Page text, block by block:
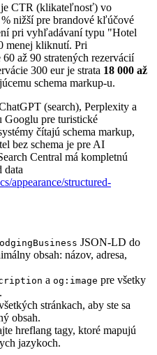
je CTR (klikateľnosť) vo
nižší pre brandové kľúčové
pri vyhľadávaní typu "Hotel
menej kliknutí. Pri
až 90 stratených rezervácií
300 eur je strata 18 000 až
schema markup-u.
(search), Perplexity a
Googlu pre turistické
čítajú schema markup,
bez schema je pre AI
Central má kompletnú
data
appearance/structured-
JSON-LD do
obsah: názov, adresa,
a og:image pre všetky
stránkach, aby ste sa
obsah.
hreflang tagy, ktoré mapujú
jazykoch.